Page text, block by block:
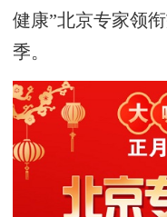
健康”北京专家领
季。